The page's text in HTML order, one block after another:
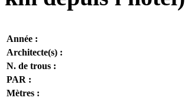
Année :
Architecte(s) :
N. de trous :
PAR :
Mètres :